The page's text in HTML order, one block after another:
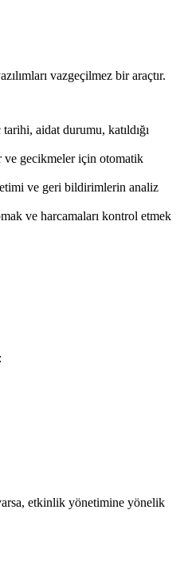
vazgeçilmez bir araçtır.
aidat durumu, katıldığı
ve gecikmeler için otomatik
ve geri bildirimlerin analiz
ve harcamaları kontrol etmek
etkinlik yönetimine yönelik